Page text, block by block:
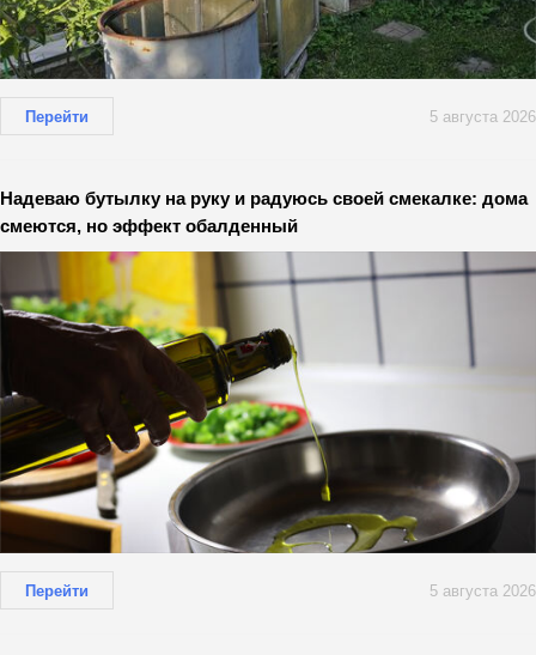
Перейти 5 августа 2026
Надеваю бутылку на руку и радуюсь своей смекалке: дома
смеются, но эффект обалденный
Перейти 5 августа 2026